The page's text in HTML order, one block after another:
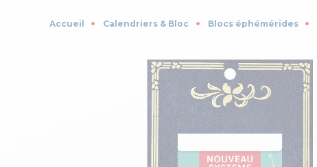
Accueil Calendriers & Bloc Blocs éphémérides
Skip to the end of the images gallery